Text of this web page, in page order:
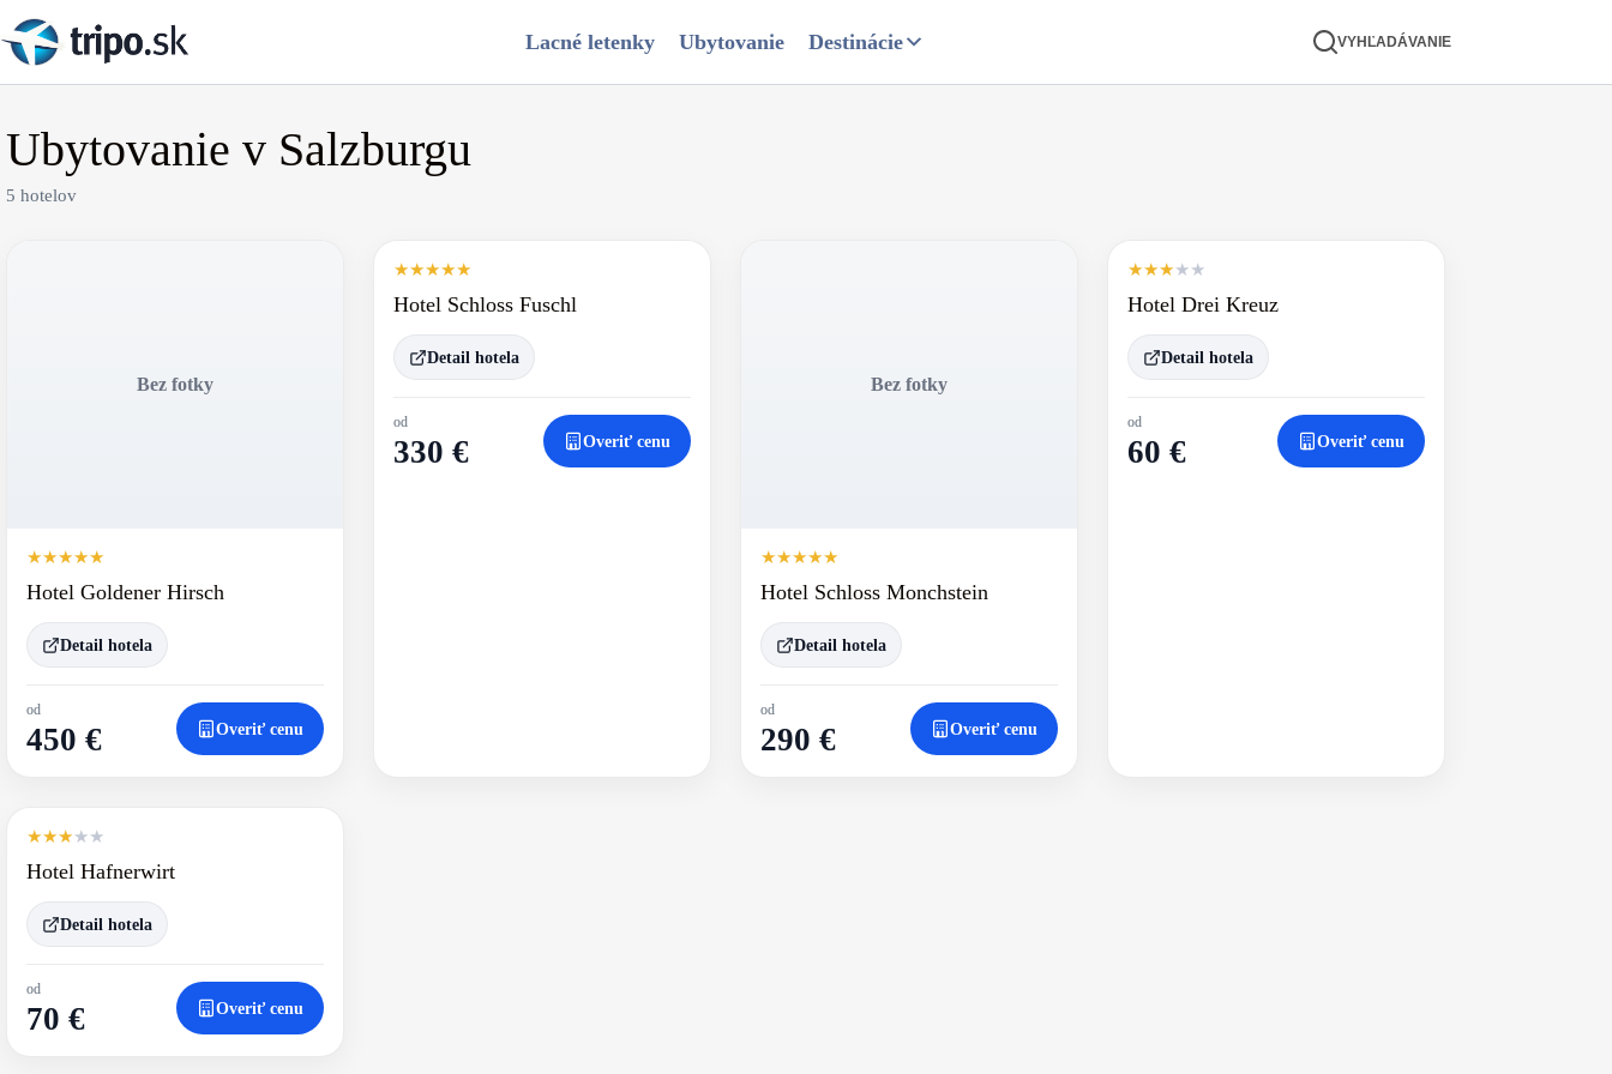
content
Lacné letenky Ubytovanie Destinácie VYHĽADÁVANIE
Ubytovanie v Salzburgu
5 hotelov
Bez fotky
★★★★★
Hotel Goldener Hirsch
Detail hotela
od
450 € Overiť cenu
★★★★★
Hotel Schloss Fuschl
Detail hotela
od
330 € Overiť cenu
Bez fotky
★★★★★
Hotel Schloss Monchstein
Detail hotela
od
290 € Overiť cenu
★★★★★
Hotel Drei Kreuz
Detail hotela
od
60 € Overiť cenu
★★★★★
Hotel Hafnerwirt
Detail hotela
od
70 € Overiť cenu